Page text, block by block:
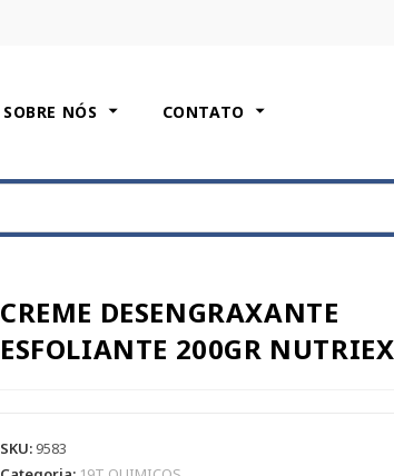
SOBRE NÓS CONTATO
CREME DESENGRAXANTE
ESFOLIANTE 200GR NUTRIEX
SKU:9583